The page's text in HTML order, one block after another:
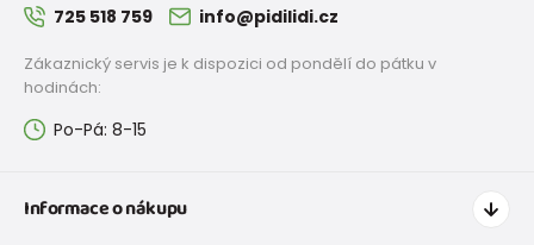
725 518 759 info@pidilidi.cz
Zákaznický servis je k dispozici od pondělí do pátku v
hodinách:
Po-Pá: 8-15
Informace o nákupu